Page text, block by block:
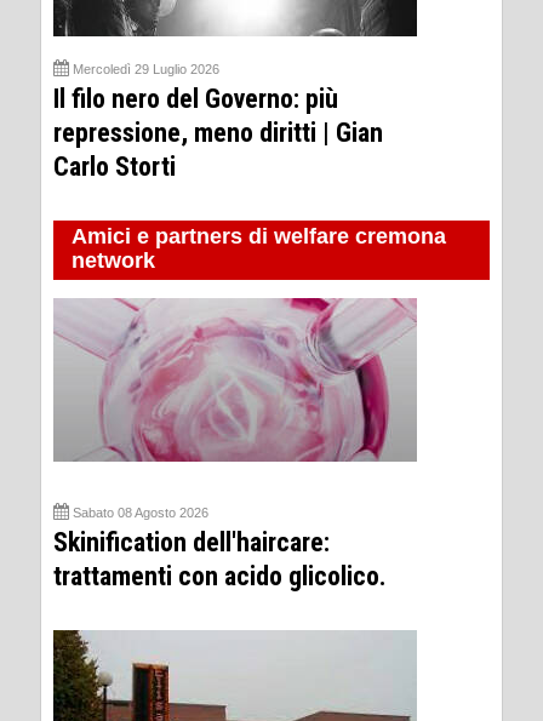
Mercoledì 29 Luglio 2026
Il filo nero del Governo: più
repressione, meno diritti | Gian
Carlo Storti
Amici e partners di welfare cremona
network
Sabato 08 Agosto 2026
Skinification dell'haircare:
trattamenti con acido glicolico.